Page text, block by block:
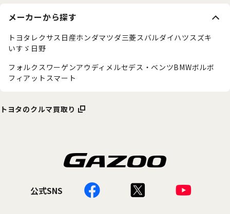
メーカーから探す
トヨタ レクサス 日産ホンダマツダ三菱スバルダイハツ スズキ
いすゞ 日野
フォルクスワーゲンアウディ メルセデス・ベンツBMWボルボ
フィアット スマート
トヨタのクルマ買取り
公式SNS